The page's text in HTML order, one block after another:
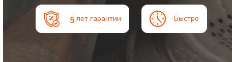
5 лет гарантии Быстро